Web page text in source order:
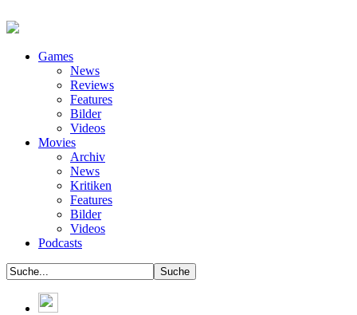
Games
News
Reviews
Features
Bilder
Videos
Movies
Archiv
News
Kritiken
Features
Bilder
Videos
Podcasts